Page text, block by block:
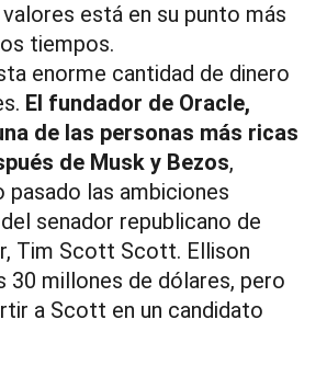
está en su punto más
tiempos.
enorme cantidad de dinero
El fundador de Oracle,
de las personas más ricas
de Musk y Bezos,
pasado las ambiciones
senador republicano de
Tim Scott Scott. Ellison
30 millones de dólares, pero
a Scott en un candidato